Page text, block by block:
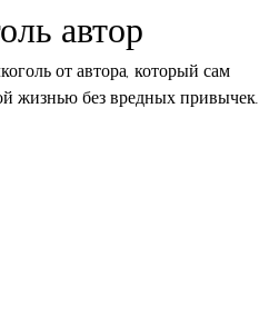
автор
от автора, который сам
жизнью без вредных привычек.